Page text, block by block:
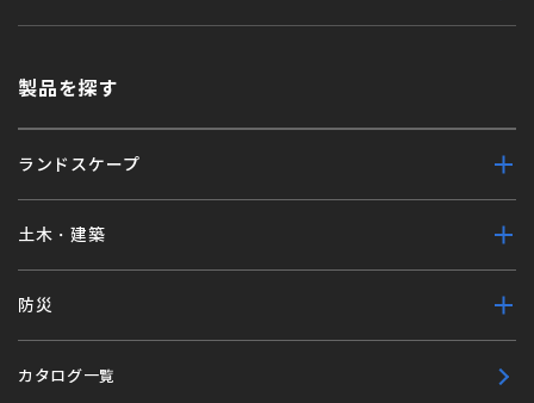
製品を探す
ランドスケープ
土木・建築
防災
カタログ一覧